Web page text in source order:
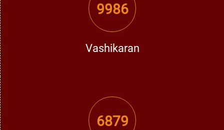
9986
Vashikaran
6879